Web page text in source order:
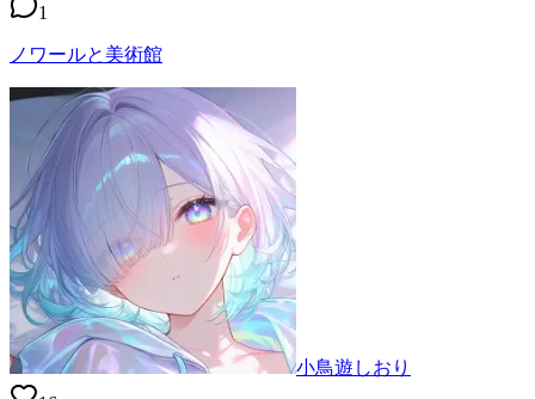
1
ノワールと美術館
小鳥遊しおり